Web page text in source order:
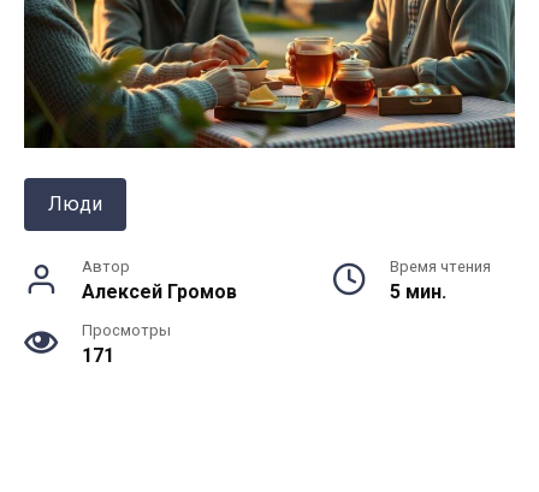
Люди
Автор
Алексей Громов
Время чтения
5 мин.
Просмотры
171